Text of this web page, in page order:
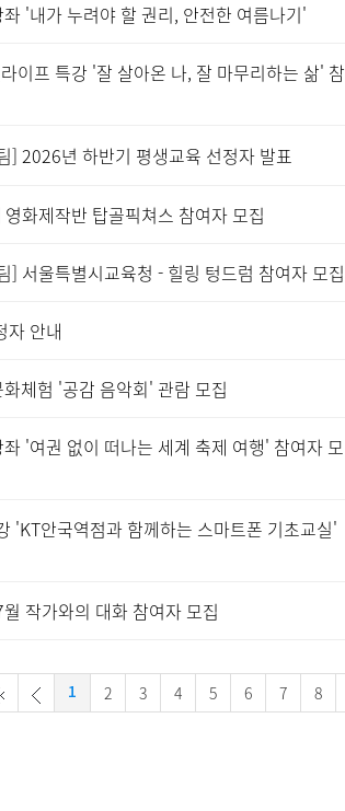
'내가 누려야 할 권리, 안전한 여름나기'
이프 특강 '잘 살아온 나, 잘 마무리하는 삶' 참
] 2026년 하반기 평생교육 선정자 발표
화제작반 탑골픽쳐스 참여자 모집
] 서울특별시교육청 - 힐링 텅드럼 참여자 모집
자 안내
체험 '공감 음악회' 관람 모집
'여권 없이 떠나는 세계 축제 여행' 참여자 모
'KT안국역점과 함께하는 스마트폰 기초교실'
작가와의 대화 참여자 모집
1 2 3 4 5 6 7 8